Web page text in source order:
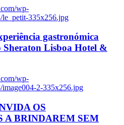
wp-
le_petit-335x256.jpg
gastronómica
Sheraton Lisboa Hotel &
wp-
image004-2-335x256.jpg
OS
A BRINDAREM SEM